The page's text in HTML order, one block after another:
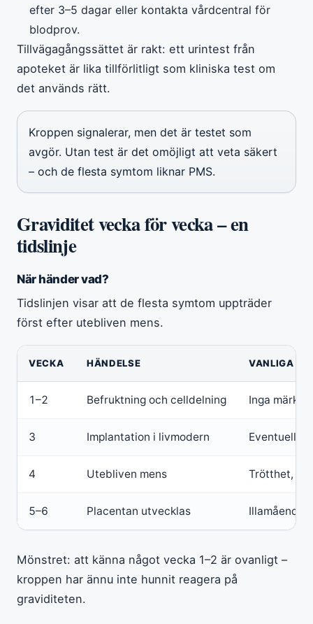
efter 3–5 dagar eller kontakta vårdcentral för
blodprov.
Tillvägagångssättet är rakt: ett urintest från
apoteket är lika tillförlitligt som kliniska test om
det används rätt.
Kroppen signalerar, men det är testet som
avgör. Utan test är det omöjligt att veta säkert
– och de flesta symtom liknar PMS.
Graviditet vecka för vecka – en
tidslinje
När händer vad?
Tidslinjen visar att de flesta symtom uppträder
först efter utebliven mens.
VECKA HÄNDELSE VANLIGA
1–2 Befruktning och celldelning Inga
3 Implantation i livmodern Eventuell
4 Utebliven mens Trötthet,
5–6 Placentan utvecklas Illamående,
Mönstret: att känna något vecka 1–2 är ovanligt –
kroppen har ännu inte hunnit reagera på
graviditeten.